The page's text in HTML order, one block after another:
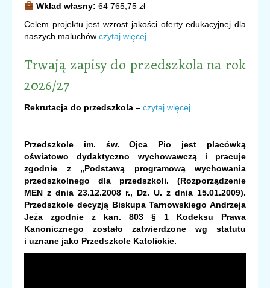
Wkład własny: 64 765,75 zł
Celem projektu jest wzrost jakości oferty edukacyjnej dla
naszych maluchów czytaj więcej…
Trwają zapisy do przedszkola na rok
2026/27
Rekrutacja do przedszkola – czytaj więcej…
Przedszkole im. św. Ojca Pio jest placówką
oświatowo dydaktyczno wychowawczą i pracuje
zgodnie z „Podstawą programową wychowania
przedszkolnego dla przedszkoli. (Rozporządzenie
MEN z dnia 23.12.2008 r., Dz. U. z dnia 15.01.2009).
Przedszkole decyzją Biskupa Tarnowskiego Andrzeja
Jeża zgodnie z kan. 803 § 1 Kodeksu Prawa
Kanonicznego zostało zatwierdzone wg statutu
i uznane jako Przedszkole Katolickie.